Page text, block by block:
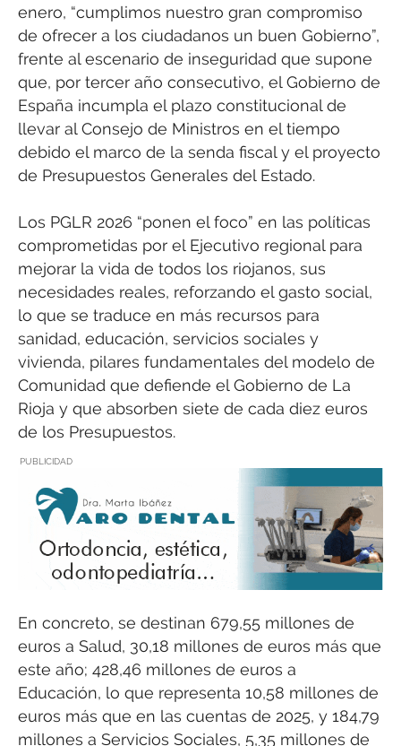
enero, “cumplimos nuestro gran compromiso
de ofrecer a los ciudadanos un buen Gobierno”,
frente al escenario de inseguridad que supone
que, por tercer año consecutivo, el Gobierno de
España incumpla el plazo constitucional de
llevar al Consejo de Ministros en el tiempo
debido el marco de la senda fiscal y el proyecto
de Presupuestos Generales del Estado.
Los PGLR 2026 “ponen el foco” en las políticas
comprometidas por el Ejecutivo regional para
mejorar la vida de todos los riojanos, sus
necesidades reales, reforzando el gasto social,
lo que se traduce en más recursos para
sanidad, educación, servicios sociales y
vivienda, pilares fundamentales del modelo de
Comunidad que defiende el Gobierno de La
Rioja y que absorben siete de cada diez euros
de los Presupuestos.
PUBLICIDAD
En concreto, se destinan 679,55 millones de
euros a Salud, 30,18 millones de euros más que
este año; 428,46 millones de euros a
Educación, lo que representa 10,58 millones de
euros más que en las cuentas de 2025, y 184,79
millones a Servicios Sociales, 5,35 millones de